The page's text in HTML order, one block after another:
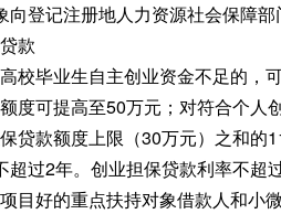
向登记注册地人力资源社会保障
款
毕业生自主创业资金不足的 ，
度可提高至50万元；对符合个人
贷款额度上限（30万元）之和的
超过2年。创业担保贷款利率不超
目好的重点扶持对象借款人和小